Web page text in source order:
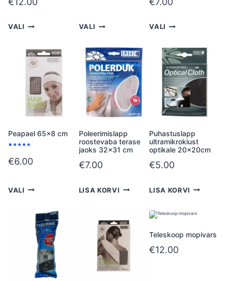
hinnangu
VALI VALI
hinnangu
VALI
Peapael 65×8 cm
kliendi
hinnangu
€6.00
VALI
Poleerimislapp
roostevaba terase
jaoks 32×31 cm
€7.00
LISA KORVI
Puhastuslapp
ultramikrokiust
optikale 20x20cm
€5.00
LISA KORVI
Teleskoop mopivars
€12.00